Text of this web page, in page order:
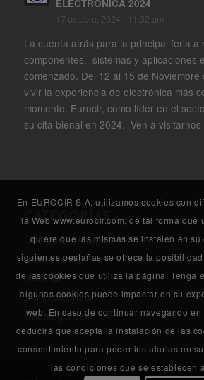
ELECTRONICA 2024
17 octubre, 2024 - 11:32 am
La cuenta atrás para la principal feria a
componentes, sistemas y aplicaciones
comenzado. Del 12 al 15 de Noviembre
vivir la experiencia de electrónica más
momento. Eurocir, como líder en el
su cita bienal en 2024. Ven a
CATEGORÍAS
Computers, Games
Latest news
Noticias
Sin categorizar
Uncategorized
En EUROCIR S.A. utilizamos cookies con
la Web www.eurocir.com, de tal forma que
quiere que las mismas se instalen en
siguientes pestañas se ofrece la
de las cookies que utiliza la página. Tenga
algunas cookies puede impactar en su
web. En caso de continuar navegando en
deducirá que acepta la instalación de las
consentimiento para poder instalarlas en
las condiciones que se establecen